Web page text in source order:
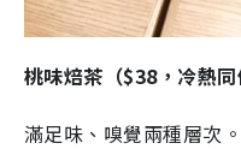
桃味焙茶（$38，冷熱同
滿足味、嗅覺兩種層次